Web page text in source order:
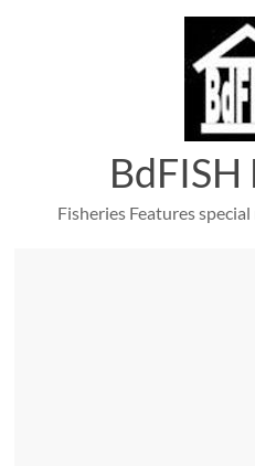
Fisheries Features